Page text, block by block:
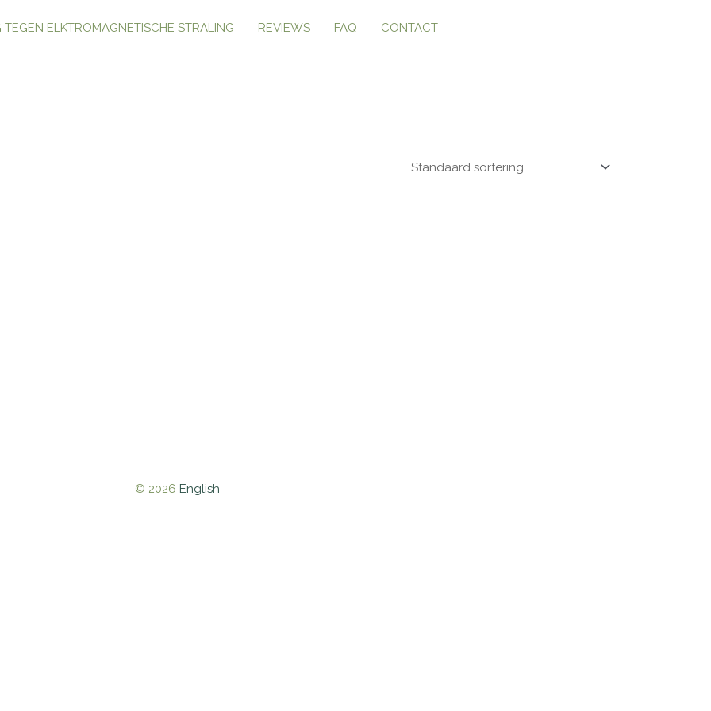
TEGEN ELKTROMAGNETISCHE STRALING REVIEWS FAQ CONTACT
© 2026English